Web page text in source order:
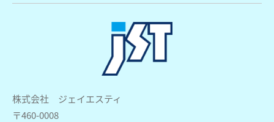
株式会社 ジェイエスティ
〒460-0008